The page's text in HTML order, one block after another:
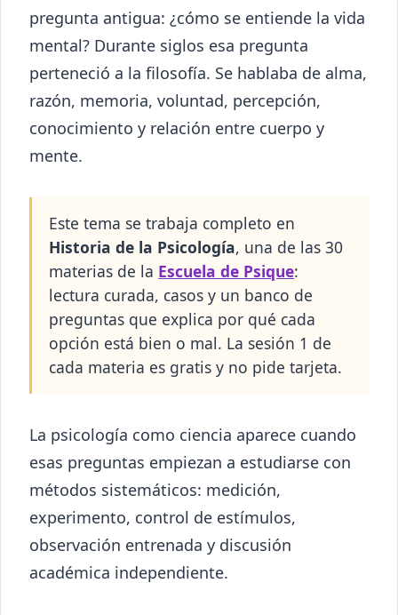
pregunta antigua: ¿cómo se entiende la vida
mental? Durante siglos esa pregunta
perteneció a la filosofía. Se hablaba de alma,
razón, memoria, voluntad, percepción,
conocimiento y relación entre cuerpo y
mente.
Este tema se trabaja completo en
Historia de la Psicología, una de las 30
materias de la Escuela de Psique:
lectura curada, casos y un banco de
preguntas que explica por qué cada
opción está bien o mal. La sesión 1 de
cada materia es gratis y no pide tarjeta.
La psicología como ciencia aparece cuando
esas preguntas empiezan a estudiarse con
métodos sistemáticos: medición,
experimento, control de estímulos,
observación entrenada y discusión
académica independiente.